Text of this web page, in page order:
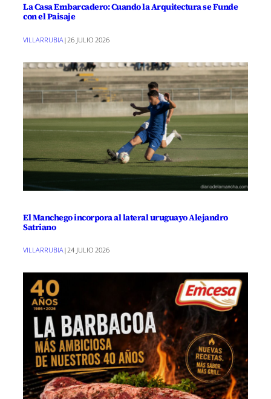
La Casa Embarcadero: Cuando la Arquitectura se Funde
con el Paisaje
VILLARRUBIA|26 JULIO 2026
El Manchego incorpora al lateral uruguayo Alejandro
Satriano
VILLARRUBIA|24 JULIO 2026